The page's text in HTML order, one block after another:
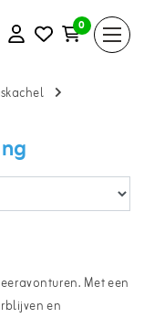
0
Met een
en